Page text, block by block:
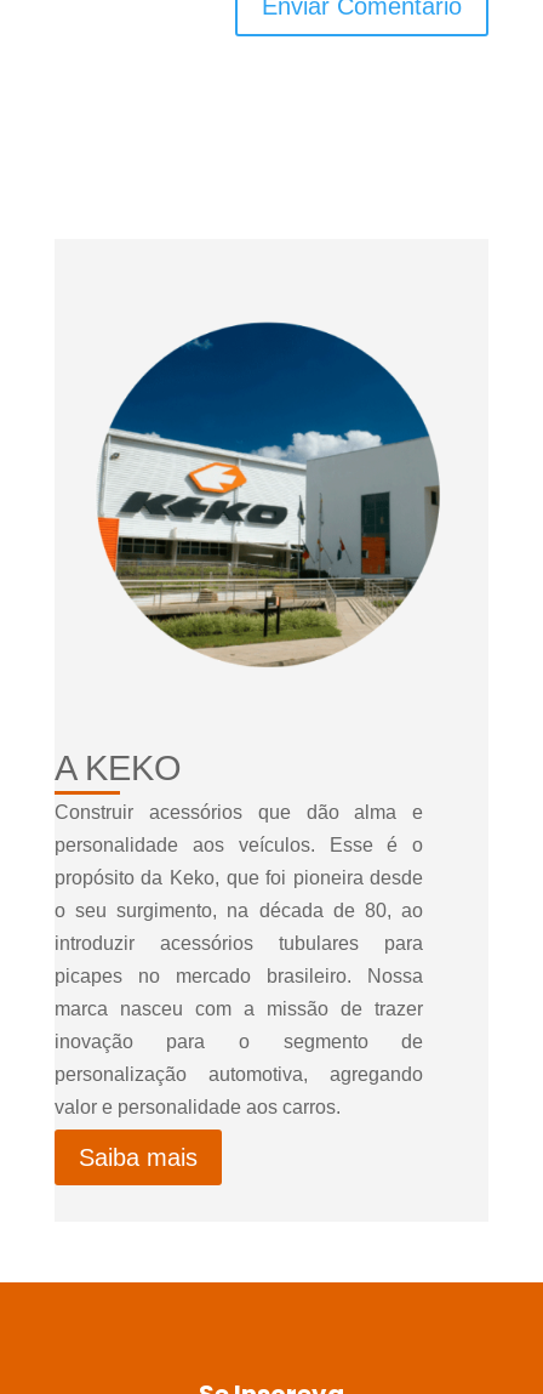
A KEKO
Construir acessórios que dão alma e
personalidade aos veículos. Esse é o
propósito da Keko, que foi pioneira desde
o seu surgimento, na década de 80, ao
introduzir acessórios tubulares para
picapes no mercado brasileiro. Nossa
marca nasceu com a missão de trazer
inovação para o segmento de
personalização automotiva, agregando
valor e personalidade aos carros.
Saiba mais